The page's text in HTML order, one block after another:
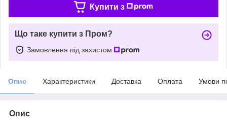
Купити з
Що таке купити з Пром?
Замовлення під захистом
Опис Характеристики Доставка Оплата Умови
Опис